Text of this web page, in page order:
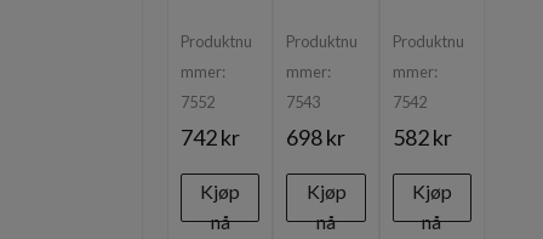
Produktnu
mmer:
7552
742 kr
Kjøp
nå
Produktnu
mmer:
7543
698 kr
Kjøp
nå
Produktnu
mmer:
7542
582 kr
Kjøp
nå